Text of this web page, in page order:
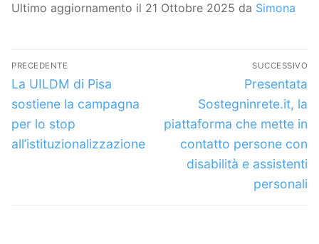
Ultimo aggiornamento il 21 Ottobre 2025 da Simona
Navigazione
articoli
PRECEDENTE
Articolo
precedente:
La UILDM di Pisa
sostiene la campagna
per lo stop
all’istituzionalizzazione
SUCCESSIVO
Articolo
successivo:
Presentata
Sostegninrete.it, la
piattaforma che mette in
contatto persone con
disabilità e assistenti
personali